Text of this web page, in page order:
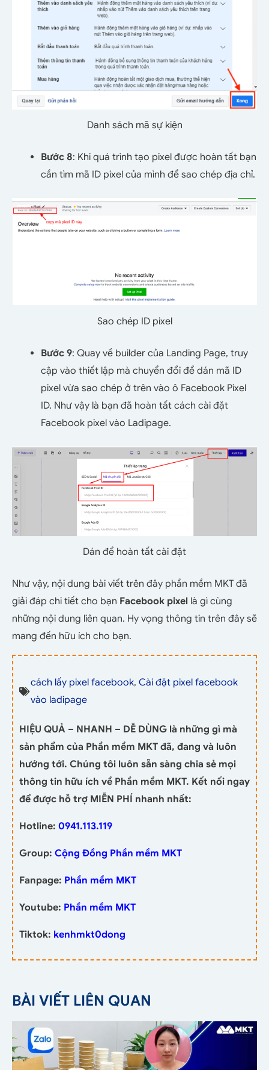
Danh sách mã sự kiện
Bước 8: Khi quá trình tạo pixel được hoàn tất bạn
cần tìm mã ID pixel của mình để sao chép địa chỉ.
Sao chép ID pixel
Bước 9: Quay về builder của Landing Page, truy
cập vào thiết lập mà chuyển đổi để dán mã ID
pixel vừa sao chép ở trên vào ô Facebook Pixel
ID. Như vậy là bạn đã hoàn tất cách cài đặt
Facebook pixel vào Ladipage.
Dán để hoàn tất cài đặt
Như vậy, nội dung bài viết trên đây phần mềm MKT đã
giải đáp chi tiết cho bạn Facebook pixel là gì cùng
những nội dung liên quan. Hy vọng thông tin trên đây sẽ
mang đến hữu ích cho bạn.
cách lấy pixel facebook, Cài đặt pixel facebook
vào ladipage
HIỆU QUẢ – NHANH – DỄ DÙNG là những gì mà
sản phẩm của Phần mềm MKT đã, đang và luôn
hướng tới. Chúng tôi luôn sẵn sàng chia sẻ mọi
thông tin hữu ích về Phần mềm MKT. Kết nối ngay
để được hỗ trợ MIỄN PHÍ nhanh nhất:
Hotline: 0941.113.119
Group: Cộng Đồng Phần mềm MKT
Fanpage: Phần mềm MKT
Youtube: Phần mềm MKT
Tiktok: kenhmkt0dong
BÀI VIẾT LIÊN QUAN